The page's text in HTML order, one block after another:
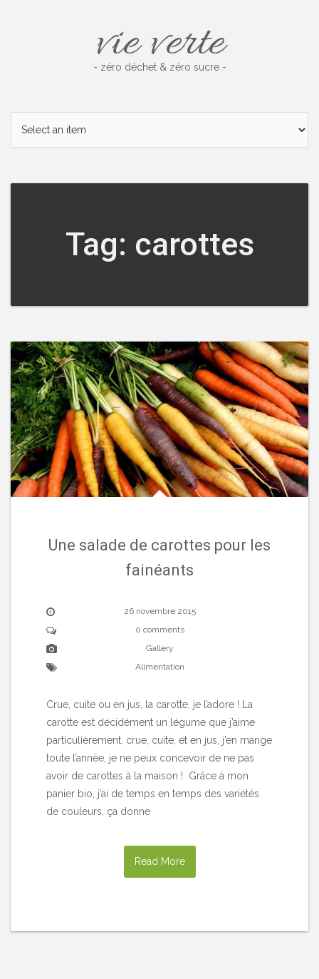
vie verte
- zéro déchet & zéro sucre -
Tag: carottes
Une salade de carottes pour les
fainéants
26 novembre 2015
0 comments
Gallery
Alimentation
Crue, cuite ou en jus, la carotte, je l’adore ! La
carotte est décidément un légume que j’aime
particulièrement, crue, cuite, et en jus, j’en mange
toute l’année, je ne peux concevoir de ne pas
avoir de carottes à la maison ! Grâce à mon
panier bio, j’ai de temps en temps des variétés
de couleurs, ça donne
Read More